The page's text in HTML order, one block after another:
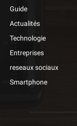
Guide
Actualités
Technologie
Entreprises
reseaux sociaux
Smartphone